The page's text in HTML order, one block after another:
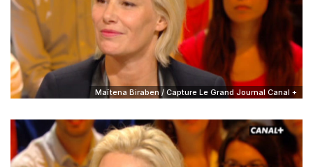
Maïtena Biraben / Capture Le Grand Journal Canal +